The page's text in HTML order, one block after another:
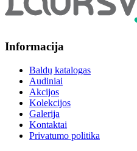
Informacija
Baldų katalogas
Audiniai
Akcijos
Kolekcijos
Galerija
Kontaktai
Privatumo politika